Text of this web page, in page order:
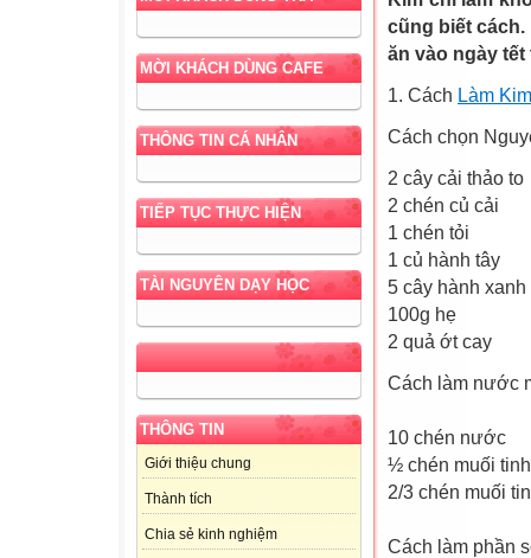
MỜI KHÁCH DÙNG CAFE
THÔNG TIN CÁ NHÂN
TIẾP TỤC THỰC HIỆN
TÀI NGUYÊN DẠY HỌC
THÔNG TIN
Giới thiệu chung
Thành tích
Chia sẻ kinh nghiệm
cũng biết
ăn vào ngày
1. Cách Làm
Cách chọn
2 cây cải thảo to
2 chén củ cải
1 chén tỏi
1 củ hành tây
5 cây hành xanh
100g hẹ
2 quả ớt cay
Cách làm nước
10 chén nước
½ chén muối
2/3 chén muối
Cách làm phần